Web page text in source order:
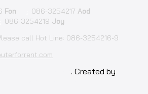
Fon 086-3254217 Aod
086-3254219 Joy
call Hot Line: 086-3254216-9
. Created by